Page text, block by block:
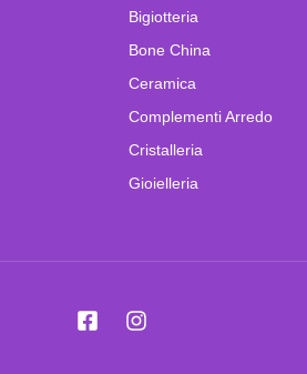
Bigiotteria
Bone China
Ceramica
Complementi Arredo
Cristalleria
Gioielleria